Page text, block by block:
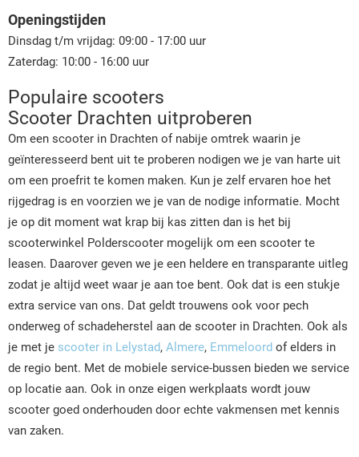
Openingstijden
Dinsdag t/m vrijdag: 09:00 - 17:00 uur
Zaterdag: 10:00 - 16:00 uur
Populaire scooters
Scooter Drachten uitproberen
Om een scooter in Drachten of nabije omtrek waarin je
geïnteresseerd bent uit te proberen nodigen we je van harte uit
om een proefrit te komen maken. Kun je zelf ervaren hoe het
rijgedrag is en voorzien we je van de nodige informatie. Mocht
je op dit moment wat krap bij kas zitten dan is het bij
scooterwinkel Polderscooter mogelijk om een scooter te
leasen. Daarover geven we je een heldere en transparante uitleg
zodat je altijd weet waar je aan toe bent. Ook dat is een stukje
extra service van ons. Dat geldt trouwens ook voor pech
onderweg of schadeherstel aan de scooter in Drachten. Ook als
je met je scooter in Lelystad, Almere, Emmeloord of elders in
de regio bent. Met de mobiele service-bussen bieden we service
op locatie aan. Ook in onze eigen werkplaats wordt jouw
scooter goed onderhouden door echte vakmensen met kennis
van zaken.